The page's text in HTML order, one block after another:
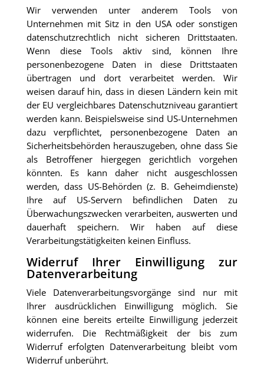
Wir verwenden unter anderem Tools von
Unternehmen mit Sitz in den USA oder sonstigen
datenschutzrechtlich nicht sicheren Drittstaaten.
Wenn diese Tools aktiv sind, können Ihre
personenbezogene Daten in diese Drittstaaten
übertragen und dort verarbeitet werden. Wir
weisen darauf hin, dass in diesen Ländern kein mit
der EU vergleichbares Datenschutzniveau garantiert
werden kann. Beispielsweise sind US-Unternehmen
dazu verpflichtet, personenbezogene Daten an
Sicherheitsbehörden herauszugeben, ohne dass Sie
als Betroffener hiergegen gerichtlich vorgehen
könnten. Es kann daher nicht ausgeschlossen
werden, dass US-Behörden (z. B. Geheimdienste)
Ihre auf US-Servern befindlichen Daten zu
Überwachungszwecken verarbeiten, auswerten und
dauerhaft speichern. Wir haben auf diese
Verarbeitungstätigkeiten keinen Einfluss.
Widerruf Ihrer Einwilligung zur
Datenverarbeitung
Viele Datenverarbeitungsvorgänge sind nur mit
Ihrer ausdrücklichen Einwilligung möglich. Sie
können eine bereits erteilte Einwilligung jederzeit
widerrufen. Die Rechtmäßigkeit der bis zum
Widerruf erfolgten Datenverarbeitung bleibt vom
Widerruf unberührt.